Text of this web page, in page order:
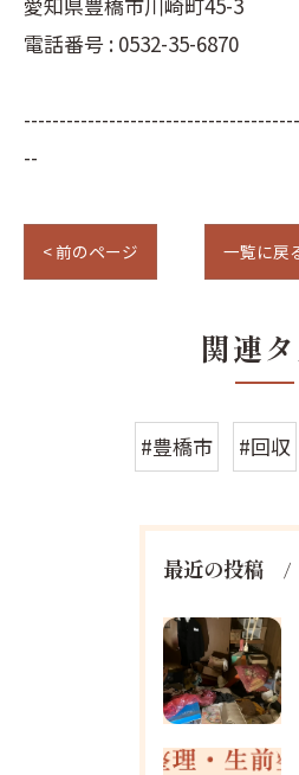
電話番号 : 0532-35-6870
--
< 前のページ 一覧に戻
関連
#豊橋市 #回収
最近の投稿